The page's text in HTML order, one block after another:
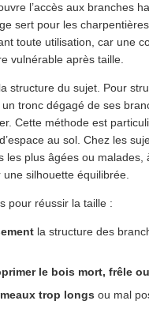
l’accès aux branches
sert pour les
toute utilisation, car une
vulnérable après taille.
structure du sujet. Pour
tronc dégagé de ses
Cette méthode est
au sol. Chez les
les plus âgées ou
silhouette équilibrée.
pour réussir la taille :
la structure des
le bois mort, frêle
trop longs ou mal